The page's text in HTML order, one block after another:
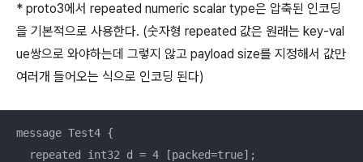
* proto3에서 repeated numeric scalar type은 압축된 인코딩
을 기본적으로 사용한다. (숫자형 repeated 값은 원래는 key-val
ue쌍으로 와야하는데 그렇지 않고 payload size를 지정해서 값만
여러개 들어오는 식으로 인코딩 된다)
message Test4 {
  repeated int32 d = 4 [packed=true];